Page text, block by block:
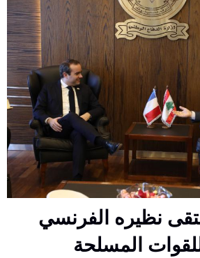
نظيره الفرنسي
المسلحة